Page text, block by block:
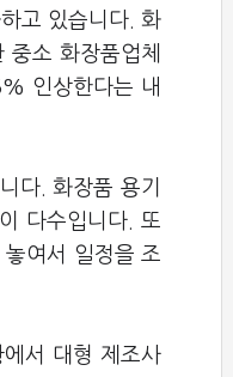
고 있습니다. 화
소 화장품업체
인상한다는 내
다. 화장품 용기
다수입니다. 또
여서 일정을 조
서 대형 제조사